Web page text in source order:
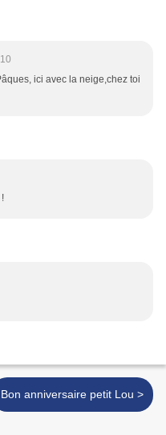
ici avec la neige,chez toi
Bon anniversaire petit Lou >